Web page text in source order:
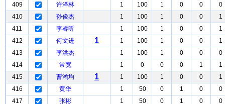
409
许泽林 1 100 1 0 0
0
410
孙俊杰 1 100 1 0 0
1
411
李睿昕 1 100 1 0 0
1
412
何文进 1 1 100 1 0 0
1
413
李洪杰 1 100 1 0 0
0
414
常宽 1 0 0 0 1
1
415
曹鸿均 1 1 100 1 0 0
1
416
黄华 1 50 0 1 0
0
417
张彬 1 50 0 1 0
0